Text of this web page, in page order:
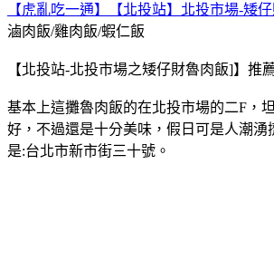
【虎亂吃一通】【北投站】北投市場-矮
滷肉飯/雞肉飯/蝦仁飯
【北投站-北投市場之矮仔財魯肉飯]
基本上這攤魯肉飯的在北投市場的二F，
好，不過還是十分美味，假日可是人潮湧
是:台北市新市街三十號。